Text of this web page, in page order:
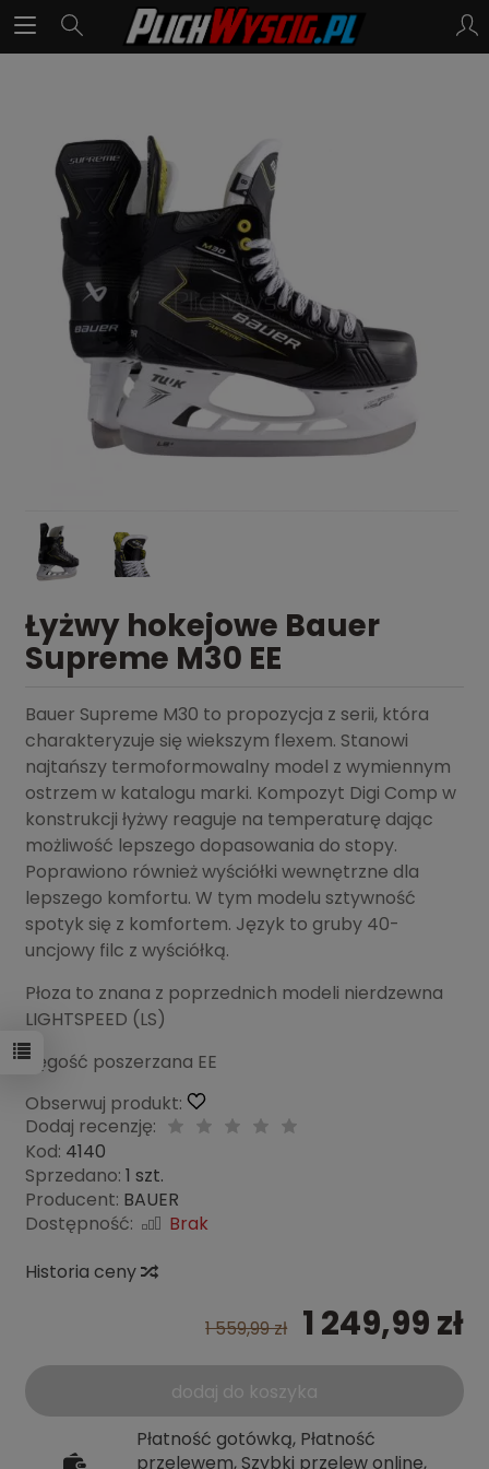
Łyżwy hokejowe Bauer
Supreme M30 EE
Bauer Supreme M30 to propozycja z serii, która
charakteryzuje się wiekszym flexem. Stanowi
najtańszy termoformowalny model z wymiennym
ostrzem w katalogu marki. Kompozyt Digi Comp w
konstrukcji łyżwy reaguje na temperaturę dając
możliwość lepszego dopasowania do stopy.
Poprawiono również wyściółki wewnętrzne dla
lepszego komfortu. W tym modelu sztywność
spotyk się z komfortem. Język to gruby 40-
uncjowy filc z wyściółką.
Płoza to znana z poprzednich modeli nierdzewna
LIGHTSPEED (LS)
Tęgość poszerzana EE
Obserwuj produkt:
Dodaj recenzję:
Kod: 4140
Sprzedano: 1 szt.
Producent: BAUER
Dostępność:
Brak
Historia ceny
1 559,99 zł 1 249,99 zł
dodaj do koszyka
Płatność gotówką, Płatność
przelewem, Szybki przelew online,